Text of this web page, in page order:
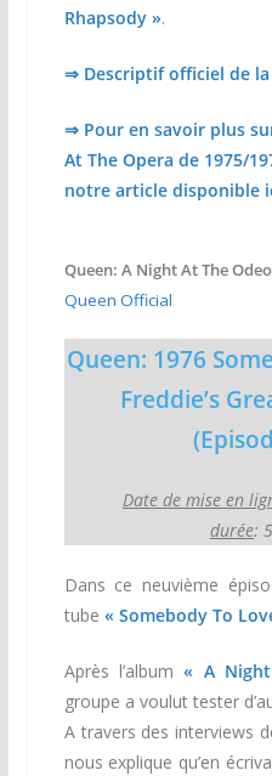
Rhapsody ».
⇒ Descriptif officiel de
⇒ Pour en savoir plus
At The Opera de 1975/
notre article disponible
Queen: A Night At The
Queen Official
Queen: 1976
Freddie’s
Date de mise en
durée:
Dans ce neuvième
tube « Somebody To
Après l’album« A
groupe a voulut tester
A travers des interviews
nous explique qu’en